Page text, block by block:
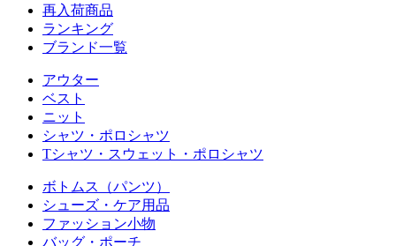
再入荷商品
ランキング
ブランド一覧
アウター
ベスト
ニット
シャツ・ポロシャツ
Tシャツ・スウェット・ポロシャツ
ボトムス（パンツ）
シューズ・ケア用品
ファッション小物
バッグ・ポーチ